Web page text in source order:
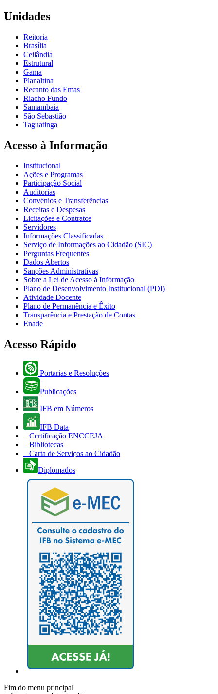
Unidades
Reitoria
Brasília
Ceilândia
Estrutural
Gama
Planaltina
Recanto das Emas
Riacho Fundo
Samambaia
São Sebastião
Taguatinga
Acesso à Informação
Institucional
Ações e Programas
Participação Social
Auditorias
Convênios e Transferências
Receitas e Despesas
Licitações e Contratos
Servidores
Informações Classificadas
Serviço de Informações ao Cidadão (SIC)
Perguntas Frequentes
Dados Abertos
Sanções Administrativas
Sobre a Lei de Acesso à Informação
Plano de Desenvolvimento Institucional (PDI)
Atividade Docente
Plano de Permanência e Êxito
Transparência e Prestação de Contas
Enade
Acesso Rápido
Portarias e Resoluções
Publicações
IFB em Números
IFB Data
Certificação ENCCEJA
Bibliotecas
Carta de Serviços ao Cidadão
Diplomados
Fim do menu principal